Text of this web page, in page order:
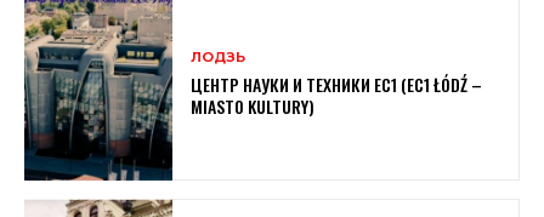
ЛОДЗЬ
ЦЕНТР НАУКИ И ТЕХНИКИ EC1 (EC1 ŁÓDŹ –
MIASTO KULTURY)